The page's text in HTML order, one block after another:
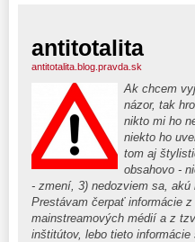
antitotalita
antitotalita.blog.pravda.sk
Ak chcem
názor, tak
nikto mi ho
niekto ho
tom aj
obsahovo -
- zmení, 3) nedozviem sa, akú
Prestávam čerpať informácie z
mainstreamových médií a z
inštitútov, lebo tieto informácie